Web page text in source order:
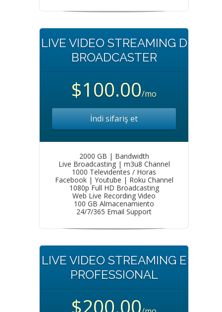
LIVE VIDEO STREAMING D
BROADCASTER
$100.00/mo
İndi sifariş et
2000 GB | Bandwidth
Live Broadcasting | m3u8 Channel
1000 Televidentes / Horas
Facebook | Youtube | Roku Channel
1080p Full HD Broadcasting
Web Live Recording Video
100 GB Almacenamiento
24/7/365 Email Support
LIVE VIDEO STREAMING E
PROFESSIONAL
$200.00